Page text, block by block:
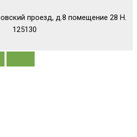
проезд, д.8 помещение 28 Н.
125130